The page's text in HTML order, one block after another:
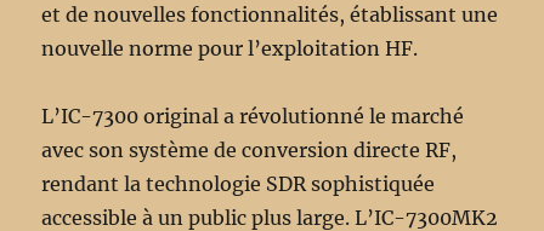
et de nouvelles fonctionnalités, établissant une
nouvelle norme pour l’exploitation HF.
L’IC-7300 original a révolutionné le marché
avec son système de conversion directe RF,
rendant la technologie SDR sophistiquée
accessible à un public plus large. L’IC-7300MK2